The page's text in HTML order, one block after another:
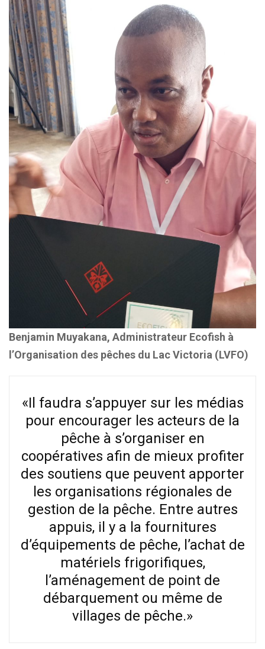
Benjamin Muyakana, Administrateur Ecofish à
l’Organisation des pêches du Lac Victoria (LVFO)
«Il faudra s’appuyer sur les médias
pour encourager les acteurs de la
pêche à s’organiser en
coopératives afin de mieux profiter
des soutiens que peuvent apporter
les organisations régionales de
gestion de la pêche. Entre autres
appuis, il y a la fournitures
d’équipements de pêche, l’achat de
matériels frigorifiques,
l’aménagement de point de
débarquement ou même de
villages de pêche.»